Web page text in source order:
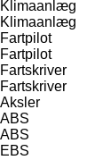
Klimaanlæg
Klimaanlæg
Fartpilot
Fartpilot
Fartskriver
Fartskriver
Aksler
ABS
ABS
EBS